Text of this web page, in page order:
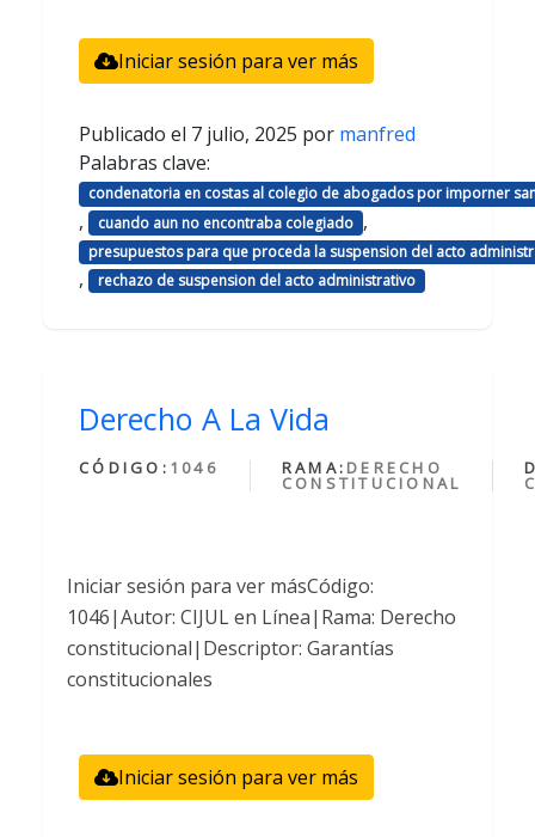
Iniciar sesión para ver más
Publicado el 7 julio, 2025 por manfred
Palabras clave:
condenatoria en costas al colegio de abogados por imporner
, cuando aun no encontraba colegiado ,
presupuestos para que proceda la suspension del acto
, rechazo de suspension del acto administrativo
Derecho A La Vida
CÓDIGO: 1046 RAMA: DERECHO
CONSTITUCIONAL
Iniciar sesión para ver másCódigo:
1046|Autor: CIJUL en Línea|Rama: Derecho
constitucional|Descriptor: Garantías
constitucionales
Iniciar sesión para ver más